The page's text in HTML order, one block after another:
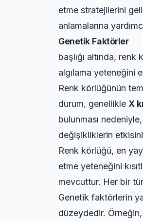
etme stratejilerini
anlamalarına
Genetik Faktörler
başlığı altında,
algılama yeteneğini
Renk körlüğünün
durum, genellikle X
bulunması
değişikliklerin
Renk körlüğü, en
etme yeteneğini
mevcuttur. Her bir
Genetik faktörlerin
düzeydedir. Örneğin,